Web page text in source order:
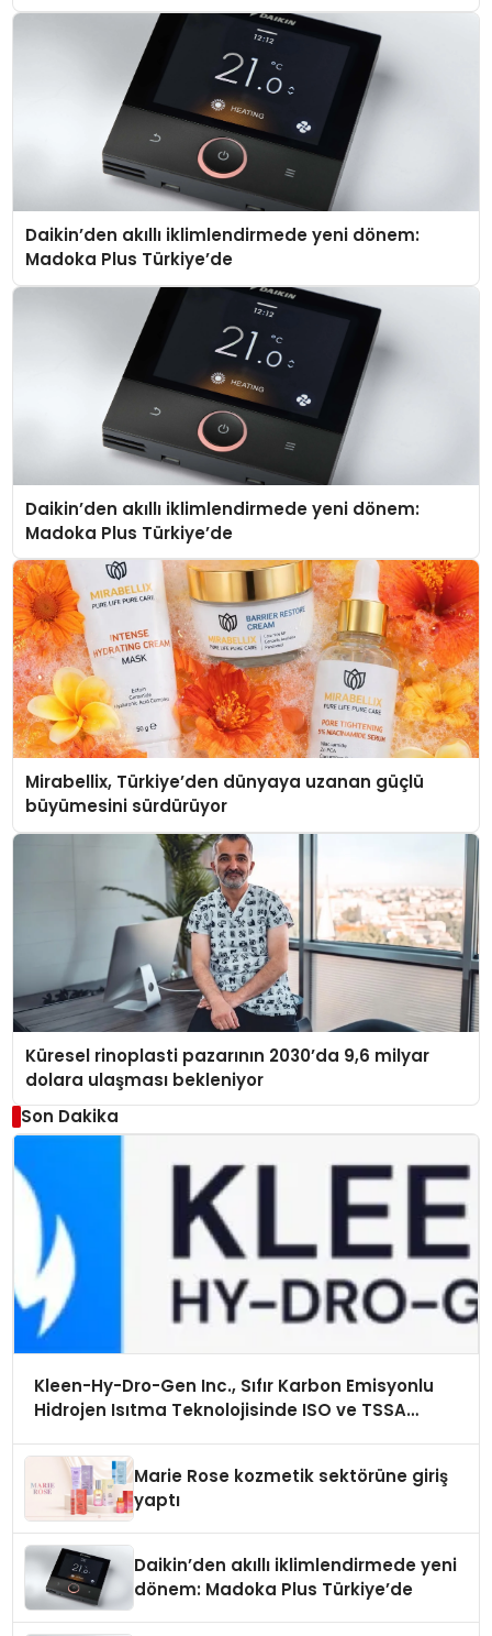
Daikin’den akıllı iklimlendirmede yeni dönem:
Madoka Plus Türkiye’de
Daikin’den akıllı iklimlendirmede yeni dönem:
Madoka Plus Türkiye’de
Mirabellix, Türkiye’den dünyaya uzanan güçlü
büyümesini sürdürüyor
Küresel rinoplasti pazarının 2030’da 9,6 milyar
dolara ulaşması bekleniyor
Son Dakika
Kleen-Hy-Dro-Gen Inc., Sıfır Karbon Emisyonlu
Hidrojen Isıtma Teknolojisinde ISO ve TSSA
Marie Rose kozmetik sektörüne giriş
yaptı
Daikin’den akıllı iklimlendirmede yeni
dönem: Madoka Plus Türkiye’de